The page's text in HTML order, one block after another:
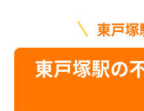
東戸
東戸塚駅の